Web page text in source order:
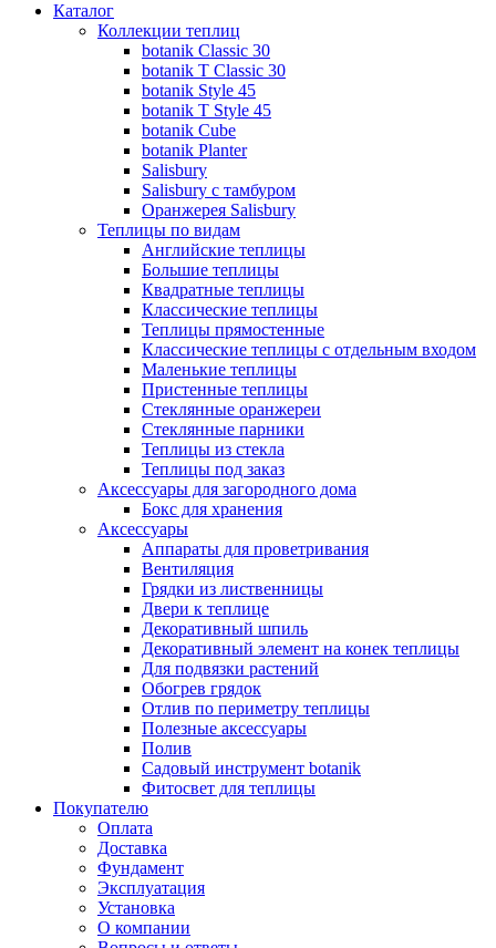
Каталог
Коллекции теплиц
botanik Classic 30
botanik T Classic 30
botanik Style 45
botanik Т Style 45
botanik Cube
botanik Planter
Salisbury
Salisbury с тамбуром
Оранжерея Salisbury
Теплицы по видам
Английские теплицы
Большие теплицы
Квадратные теплицы
Классические теплицы
Теплицы прямостенные
Классические теплицы с отдельным входом
Маленькие теплицы
Пристенные теплицы
Стеклянные оранжереи
Стеклянные парники
Теплицы из стекла
Теплицы под заказ
Аксессуары для загородного дома
Бокс для хранения
Аксессуары
Аппараты для проветривания
Вентиляция
Грядки из лиственницы
Двери к теплице
Декоративный шпиль
Декоративный элемент на конек теплицы
Для подвязки растений
Обогрев грядок
Отлив по периметру теплицы
Полезные аксессуары
Полив
Садовый инструмент botanik
Фитосвет для теплицы
Покупателю
Оплата
Доставка
Фундамент
Эксплуатация
Установка
О компании